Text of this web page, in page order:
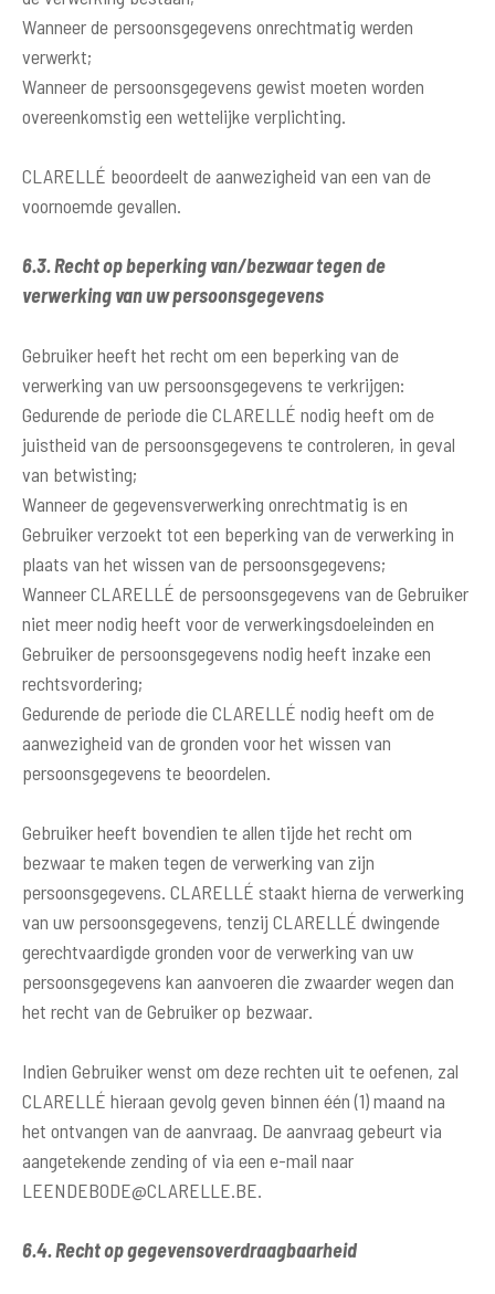
Wanneer de persoonsgegevens onrechtmatig werden
verwerkt;
Wanneer de persoonsgegevens gewist moeten worden
overeenkomstig een wettelijke verplichting.
CLARELLÉ beoordeelt de aanwezigheid van een van de
voornoemde gevallen.
6.3. Recht op beperking van/bezwaar tegen de
verwerking van uw persoonsgegevens
Gebruiker heeft het recht om een beperking van de
verwerking van uw persoonsgegevens te verkrijgen:
Gedurende de periode die CLARELLÉ nodig heeft om de
juistheid van de persoonsgegevens te controleren, in geval
van betwisting;
Wanneer de gegevensverwerking onrechtmatig is en
Gebruiker verzoekt tot een beperking van de verwerking in
plaats van het wissen van de persoonsgegevens;
Wanneer CLARELLÉ de persoonsgegevens van de Gebruiker
niet meer nodig heeft voor de verwerkingsdoeleinden en
Gebruiker de persoonsgegevens nodig heeft inzake een
rechtsvordering;
Gedurende de periode die CLARELLÉ nodig heeft om de
aanwezigheid van de gronden voor het wissen van
persoonsgegevens te beoordelen.
Gebruiker heeft bovendien te allen tijde het recht om
bezwaar te maken tegen de verwerking van zijn
persoonsgegevens. CLARELLÉ staakt hierna de verwerking
van uw persoonsgegevens, tenzij CLARELLÉ dwingende
gerechtvaardigde gronden voor de verwerking van uw
persoonsgegevens kan aanvoeren die zwaarder wegen dan
het recht van de Gebruiker op bezwaar.
Indien Gebruiker wenst om deze rechten uit te oefenen, zal
CLARELLÉ hieraan gevolg geven binnen één (1) maand na
het ontvangen van de aanvraag. De aanvraag gebeurt via
aangetekende zending of via een e-mail naar
LEENDEBODE@CLARELLE.BE.
6.4. Recht op gegevensoverdraagbaarheid